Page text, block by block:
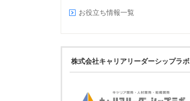
お役立ち情報一覧
株式会社キャリアリーダーシップラボ